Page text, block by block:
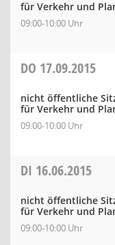
für Verkehr und
09:00-10:00 Uhr
DO 17.09.2015
nicht öffentliche
für Verkehr und
09:00-10:00 Uhr
DI 16.06.2015
nicht öffentliche
für Verkehr und
09:00-10:00 Uhr